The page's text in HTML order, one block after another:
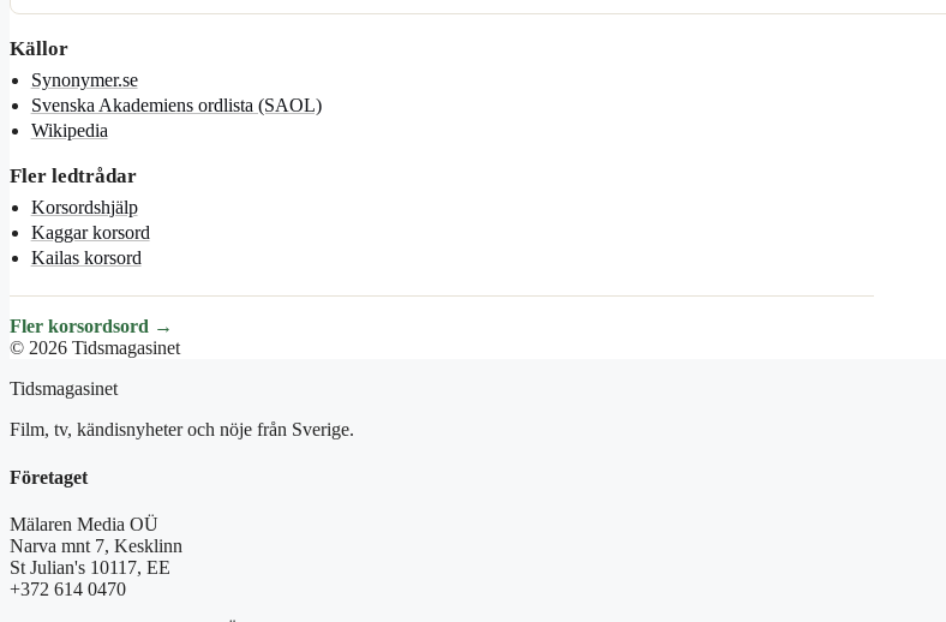
Källor
Synonymer.se
Svenska Akademiens ordlista (SAOL)
Wikipedia
Fler ledtrådar
Korsordshjälp
Kaggar korsord
Kailas korsord
Fler korsordsord →
© 2026 Tidsmagasinet
Tidsmagasinet
Film, tv, kändisnyheter och nöje från Sverige.
Företaget
Mälaren Media OÜ
Narva mnt 7, Kesklinn
St Julian's 10117, EE
+372 614 0470